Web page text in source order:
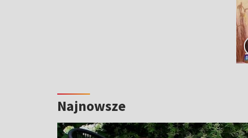
Najnowsze